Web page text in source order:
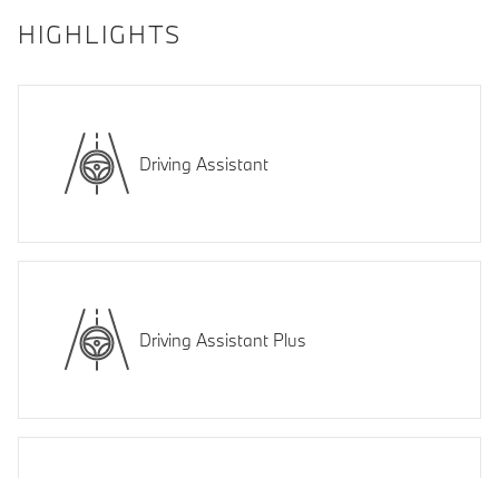
HIGHLIGHTS
Driving Assistant
Driving Assistant Plus